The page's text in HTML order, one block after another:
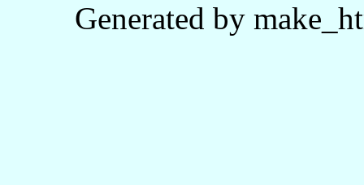
Generated by